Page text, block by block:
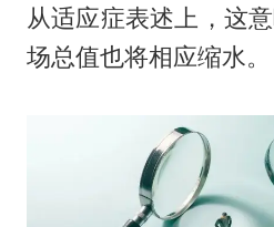
从适应症表述上，这
场总值也将相应缩水。